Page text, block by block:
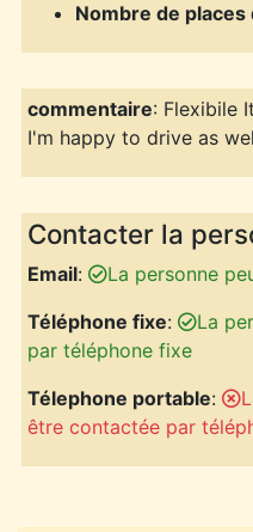
Nombre de places
commentaire: Flexibile
I'm happy to drive as
Contacter la
Email:
La personne
Téléphone fixe:
La
par téléphone fixe
Télephone portable:
être contactée par